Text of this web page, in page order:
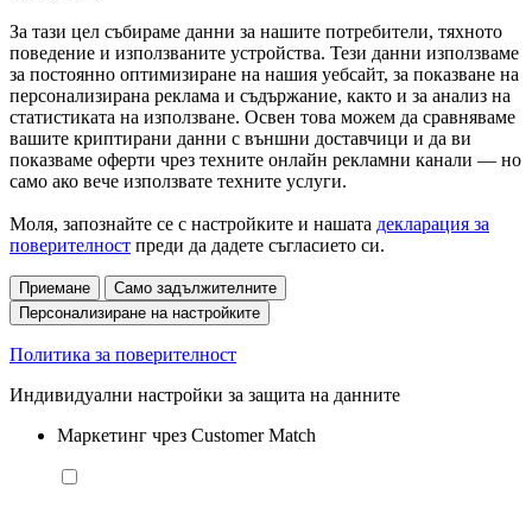
За тази цел събираме данни за нашите потребители, тяхното
поведение и използваните устройства. Тези данни използваме
за постоянно оптимизиране на нашия уебсайт, за показване на
персонализирана реклама и съдържание, както и за анализ на
статистиката на използване. Освен това можем да сравняваме
вашите криптирани данни с външни доставчици и да ви
показваме оферти чрез техните онлайн рекламни канали — но
само ако вече използвате техните услуги.
Моля, запознайте се с настройките и нашата декларация за
поверителност преди да дадете съгласието си.
Приемане
Само задължителните
Персонализиране на настройките
Политика за поверителност
Индивидуални настройки за защита на данните
Маркетинг чрез Customer Match